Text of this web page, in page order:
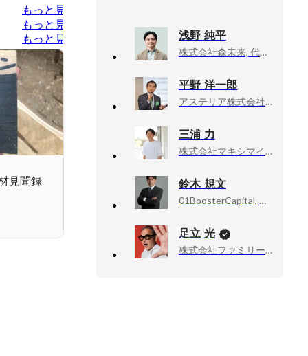
もっと見る
もっと見る
もっと見る
見聞録
浅野 純平
株式会社森未来, 代表取締役
平野 洋一郎
アステリア株式会社 (Asteria Corporation), Founder & CEO
三浦 力
株式会社マキシマイズ, 代表取締役社長
鈴木 規文
01BoosterCapital, 代表取締役
足立 光
株式会社ファミリーマート, チーフ・マーケティング・オフィサー（CMO）